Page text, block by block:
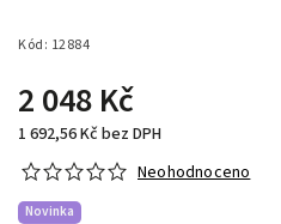
Kód: 12884
2 048 Kč
1 692,56 Kč bez DPH
Novinka
Neohodnoceno